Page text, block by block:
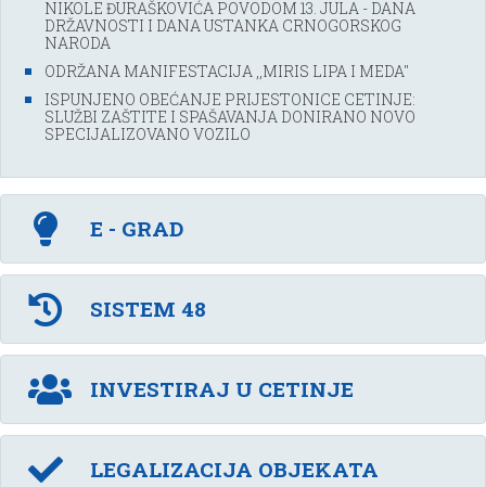
NIKOLE ĐURAŠKOVIĆA POVODOM 13. JULA - DANA
DRŽAVNOSTI I DANA USTANKA CRNOGORSKOG
NARODA
ODRŽANA MANIFESTACIJA ,,MIRIS LIPA I MEDA''
ISPUNJENO OBEĆANJE PRIJESTONICE CETINJE:
SLUŽBI ZAŠTITE I SPAŠAVANJA DONIRANO NOVO
SPECIJALIZOVANO VOZILO
E - GRAD
SISTEM 48
INVESTIRAJ U CETINJE
LEGALIZACIJA OBJEKATA